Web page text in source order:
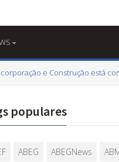
e Construção está
populares
ABEG ABEGNews